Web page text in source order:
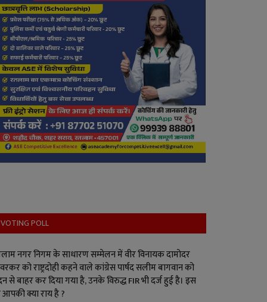
VOTING POLL
नगर निगम के साधारण सम्मेलन में वीर विनायक दामोदर
को राष्ट्रदोही कहने वाले कांग्रेस पार्षद सलीम बागवान को
से बाहर कर दिया गया है, उनके विरुद्ध FIR भी दर्ज हुई है। इस
आपकी क्या राय है ?